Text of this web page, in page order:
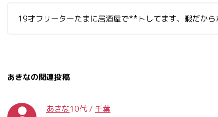
19才フリーターたまに居酒屋で**トしてます、暇だから
あきなの関連投稿
あきな10代 / 千葉